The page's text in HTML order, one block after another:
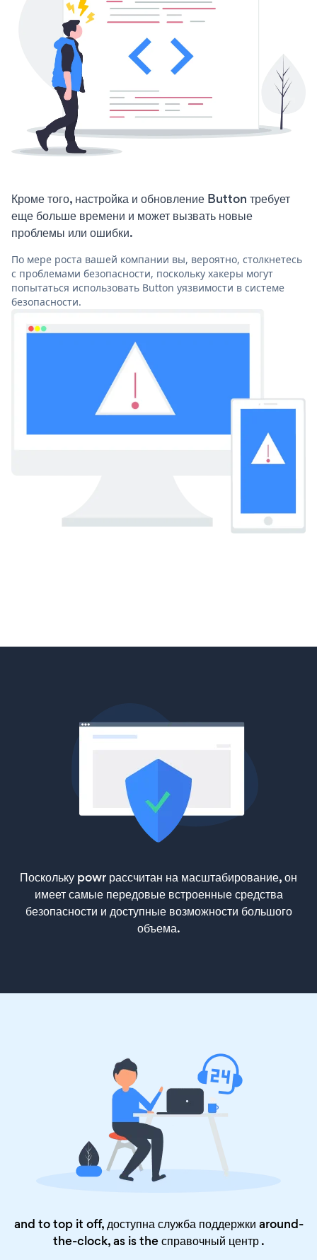
Кроме того, настройка и обновление Button требует
еще больше времени и может вызвать новые
проблемы или ошибки.
По мере роста вашей компании вы, вероятно, столкнетесь
с проблемами безопасности, поскольку хакеры могут
попытаться использовать Button уязвимости в системе
безопасности.
Поскольку powr рассчитан на масштабирование, он
имеет самые передовые встроенные средства
безопасности и доступные возможности большого
объема.
and to top it off, доступна служба поддержки around-
the-clock, as is theсправочный центр.